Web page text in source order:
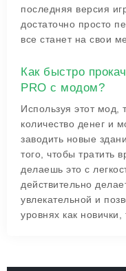
последняя версия
достаточно просто
все станет на свои
Как быстро
PRO с модом?
Используя этот мод,
количество денег и
заводить новые
того, чтобы тратить
делаешь это с
действительно
увлекательной и
уровнях как новички,